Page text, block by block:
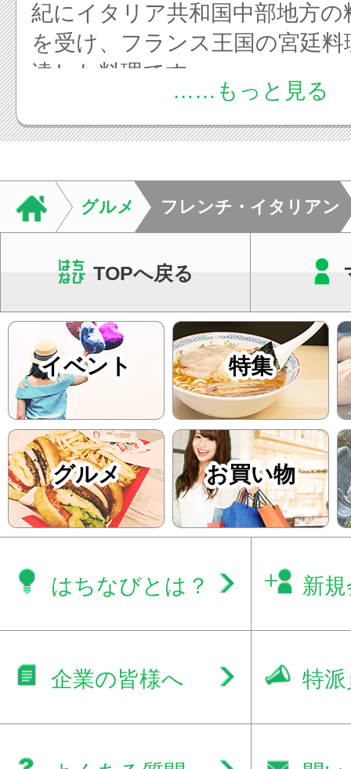
紀にイタリア共和国中部地方の
を受け、フランス王国の宮廷
達した料理です。
フランス料理（フレンチ）は
が発達していることが特徴と
フランス料理（フレンチ）の
は、明治維新の際に行われた
フルコースメニューでは、料
が決まっており、「オードブル
「スープ」、「魚料理」、「肉
「サラダ」、「チーズ」、「デ
順序になっています。
有名な料理としては、カタツ
エスカルゴやムール貝のマリ
ムニエル、キッシュなどがあ
ではバゲットで知られるフラ
気があります。
フランス料理（フレンチ）の
ーとしては、「ナイフやフォ
側から順に使う」「とりあえ
フ・フォークを置く場合は、
……もっと見る
グルメ フレンチ・イタリアン
TOPへ戻る
イベント 特集
グルメ お買い物
はちなびとは？ 新
企業の皆様へ 特